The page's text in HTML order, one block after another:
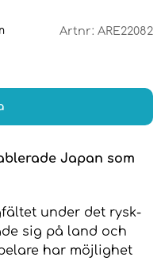
Artnr: ARE22082
Japan som
under det rysk-
sig på land och
har möjlighet